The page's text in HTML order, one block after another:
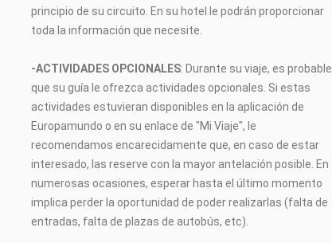
principio de su circuito. En su hotel le podrán proporcionar
toda la información que necesite.
-ACTIVIDADES OPCIONALES: Durante su viaje, es probable
que su guía le ofrezca actividades opcionales. Si estas
actividades estuvieran disponibles en la aplicación de
Europamundo o en su enlace de "Mi Viaje", le
recomendamos encarecidamente que, en caso de estar
interesado, las reserve con la mayor antelación posible. En
numerosas ocasiones, esperar hasta el último momento
implica perder la oportunidad de poder realizarlas (falta de
entradas, falta de plazas de autobús, etc).